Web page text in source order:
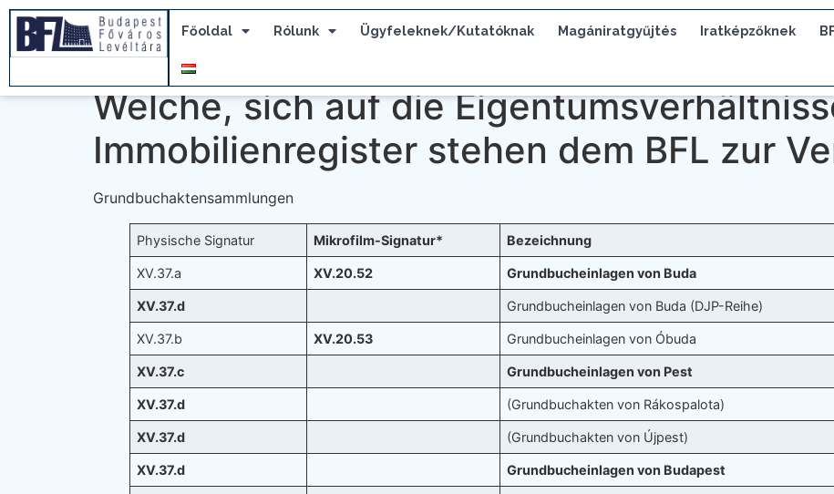
Főoldal Rólunk Ügyfeleknek/Kutatóknak Magániratgyűjtés Iratképzőknek
Welche, sich auf die
Immobilienregister stehen dem BFL zur
Grundbuchaktensammlungen
Physische Signatur Mikrofilm-Signatur* Bezeichnung
XV.37.a XV.20.52 Grundbucheinlagen von Buda
XV.37.d Grundbucheinlagen von Buda (DJP-Reihe)
XV.37.b XV.20.53 Grundbucheinlagen von Óbuda
XV.37.c Grundbucheinlagen von Pest
XV.37.d (Grundbuchakten von Rákospalota)
XV.37.d (Grundbuchakten von Újpest)
XV.37.d Grundbucheinlagen von Budapest